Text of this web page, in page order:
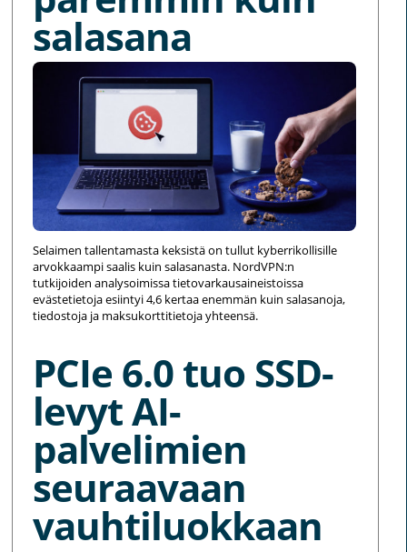
salasana
Selaimen tallentamasta keksistä on tullut kyberrikollisille
arvokkaampi saalis kuin salasanasta. NordVPN:n
tutkijoiden analysoimissa tietovarkausaineistoissa
evästetietoja esiintyi 4,6 kertaa enemmän kuin salasanoja,
tiedostoja ja maksukorttitietoja yhteensä.
PCIe 6.0 tuo SSD-
levyt AI-
palvelimien
seuraavaan
vauhtiluokkaan